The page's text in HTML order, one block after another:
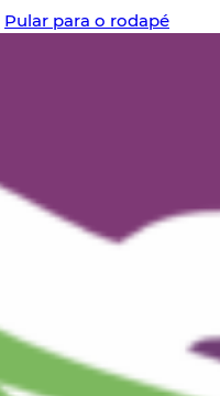
Pular para o rodapé